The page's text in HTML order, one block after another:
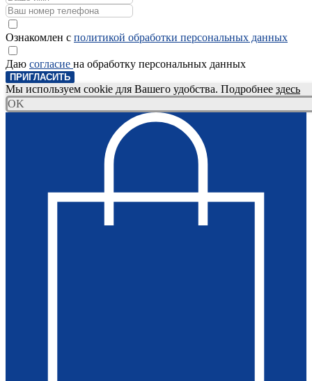
Ознакомлен с политикой обработки персональных данных
Даю согласие на обработку персональных данных
ПРИГЛАСИТЬ
Мы используем cookie для Вашего удобства. Подробнее здесь
OK